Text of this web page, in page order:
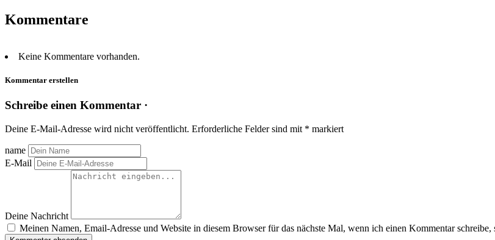
Kommentare
Keine Kommentare vorhanden.
Kommentar erstellen
Schreibe einen Kommentar ·
Deine E-Mail-Adresse wird nicht veröffentlicht. Erforderliche Felder sind mit * markiert
name
E-Mail
Deine Nachricht
Meinen Namen, Email-Adresse und Website in diesem Browser für das nächste Mal, wenn ich einen Kommentar schreibe,